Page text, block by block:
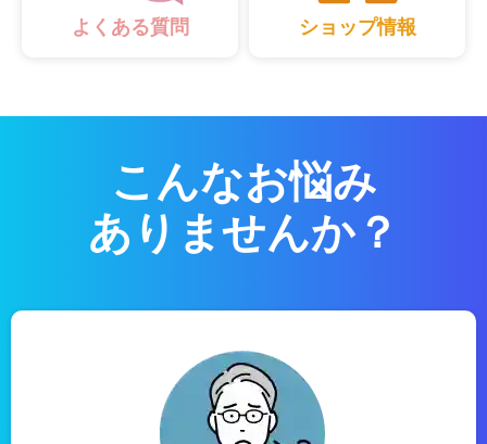
よくある質問 ショップ情報
こんなお悩み
ありませんか？